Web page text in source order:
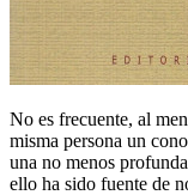
No es frecuente, al
misma persona un
una no menos
ello ha sido fuente de